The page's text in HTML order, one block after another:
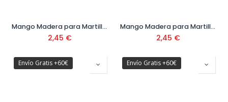
Mango Madera para Martillo Ref. M8005-C
2,45 €
Mango Madera para Martillo Ref. M8005-D
2,45 €
Envío Gratis +60€ Envío Gratis +60€